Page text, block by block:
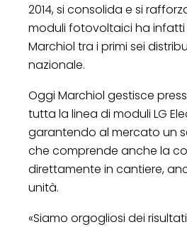
2014, si consolida e si
moduli fotovoltaici ha
Marchiol tra i primi sei
nazionale.
Oggi Marchiol gestisce
tutta la linea di moduli LG
garantendo al mercato un
che comprende anche la
direttamente in cantiere,
unità.
«Siamo orgogliosi dei